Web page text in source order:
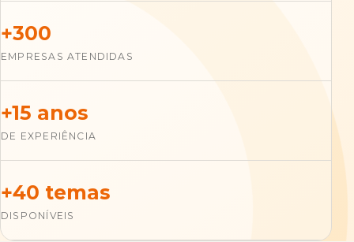
+300
EMPRESAS ATENDIDAS
+15 anos
DE EXPERIÊNCIA
+40 temas
DISPONÍVEIS